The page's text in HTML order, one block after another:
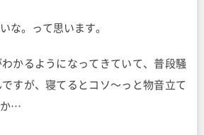
な。って思います。
かるようになってきていて、普段騒
すが、寝てるとコソ〜っと物音立て
か…